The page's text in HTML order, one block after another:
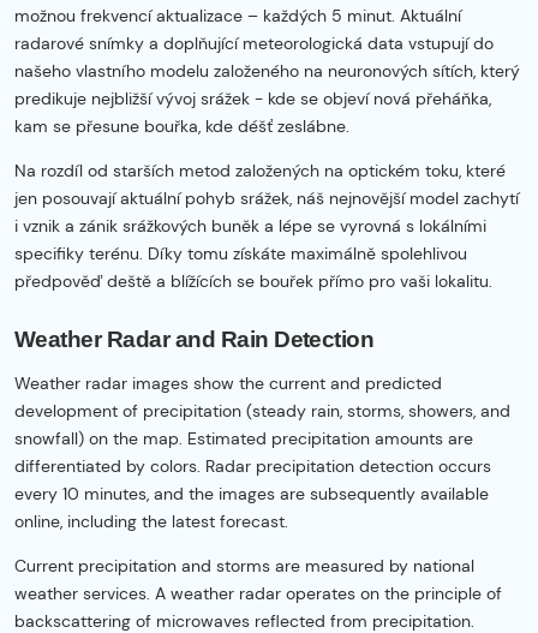
možnou frekvencí aktualizace – každých 5 minut. Aktuální
radarové snímky a doplňující meteorologická data vstupují do
našeho vlastního modelu založeného na neuronových sítích, který
predikuje nejbližší vývoj srážek - kde se objeví nová přeháňka,
kam se přesune bouřka, kde déšť zeslábne.
Na rozdíl od starších metod založených na optickém toku, které
jen posouvají aktuální pohyb srážek, náš nejnovější model zachytí
i vznik a zánik srážkových buněk a lépe se vyrovná s lokálními
specifiky terénu. Díky tomu získáte maximálně spolehlivou
předpověď deště a blížících se bouřek přímo pro vaši lokalitu.
Weather Radar and Rain Detection
Weather radar images show the current and predicted
development of precipitation (steady rain, storms, showers, and
snowfall) on the map. Estimated precipitation amounts are
differentiated by colors. Radar precipitation detection occurs
every 10 minutes, and the images are subsequently available
online, including the latest forecast.
Current precipitation and storms are measured by national
weather services. A weather radar operates on the principle of
backscattering of microwaves reflected from precipitation.